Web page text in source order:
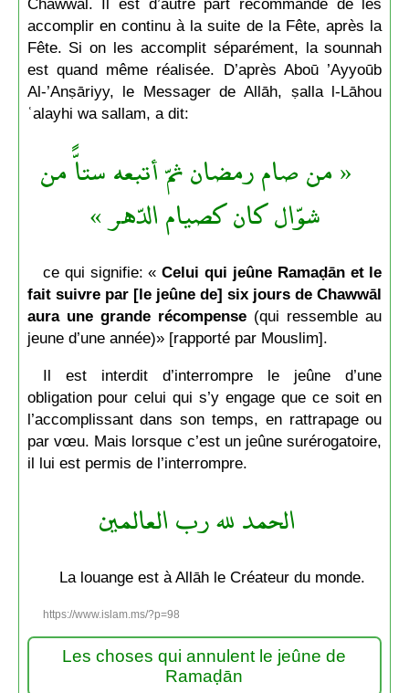
Chawwāl. Il est d’autre part recommandé de les
accomplir en continu à la suite de la Fête, après la
Fête. Si on les accomplit séparément, la sounnah
est quand même réalisée. D’après Aboū ’Ayyoūb
Al-’Anṣāriyy, le Messager de Allāh, ṣalla l-Lāhou
ʿalayhi wa sallam, a dit:
« من صام رمضان ثمّ أتبعه ستاًّ من
شوّال كان كصيام الدّهر »
ce qui signifie: «Celui qui jeûne Ramaḍān et le
fait suivre par [le jeûne de] six jours de Chawwāl
aura une grande récompense (qui ressemble au
jeune d’une année)» [rapporté par Mouslim].
Il est interdit d’interrompre le jeûne d’une
obligation pour celui qui s’y engage que ce soit en
l’accomplissant dans son temps, en rattrapage ou
par vœu. Mais lorsque c’est un jeûne surérogatoire,
il lui est permis de l’interrompre.
الحمد لله رب العالمين
La louange est à Allāh le Créateur du monde.
https://www.islam.ms/?p=98
Les choses qui annulent le jeûne de
Ramaḍān